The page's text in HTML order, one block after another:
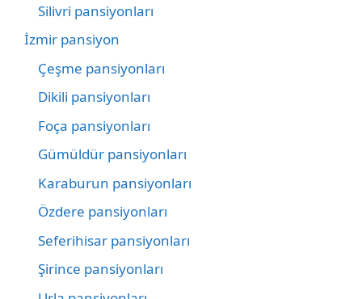
Silivri pansiyonları
İzmir pansiyon
Çeşme pansiyonları
Dikili pansiyonları
Foça pansiyonları
Gümüldür pansiyonları
Karaburun pansiyonları
Özdere pansiyonları
Seferihisar pansiyonları
Şirince pansiyonları